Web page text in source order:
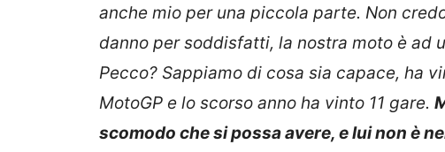
anche mio per una piccola parte. Non
danno per soddisfatti, la nostra moto è ad
Pecco? Sappiamo di cosa sia capace, ha
MotoGP e lo scorso anno ha vinto 11 gare.
scomodo che si possa avere, e lui non è